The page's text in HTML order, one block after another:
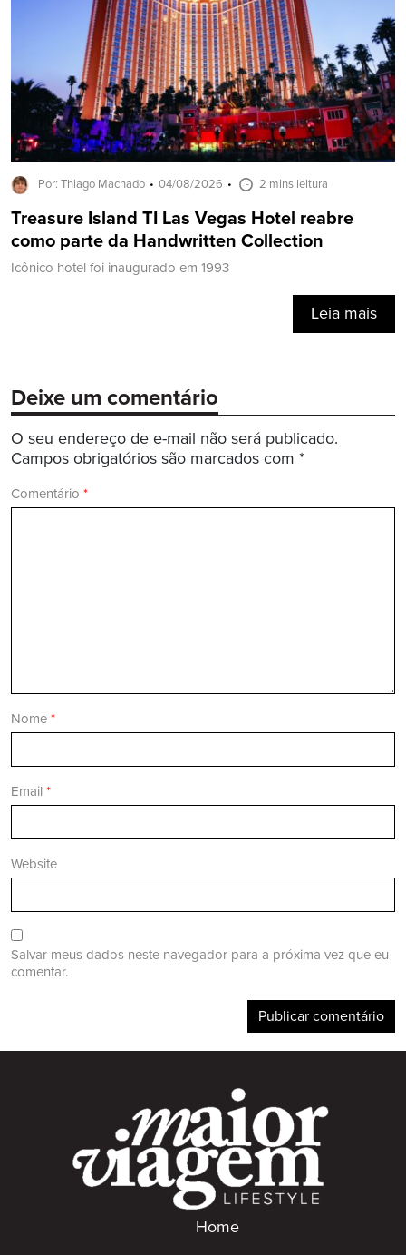
Por: Thiago Machado 04/08/2026 2 mins leitura
Treasure Island TI Las Vegas Hotel reabre
como parte da Handwritten Collection
Icônico hotel foi inaugurado em 1993
Leia mais
Deixe um comentário
O seu endereço de e-mail não será publicado.
Campos obrigatórios são marcados com *
Comentário *
Nome *
Email *
Website
Salvar meus dados neste navegador para a próxima vez que eu
comentar.
Home